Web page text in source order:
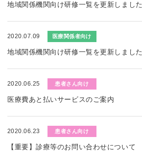
地域関係機関向け研修一覧を更新しました
2020.07.09 医療関係者向け
地域関係機関向け研修一覧を更新しました
2020.06.25 患者さん向け
医療費あと払いサービスのご案内
2020.06.23 患者さん向け
【重要】診療等のお問い合わせについて